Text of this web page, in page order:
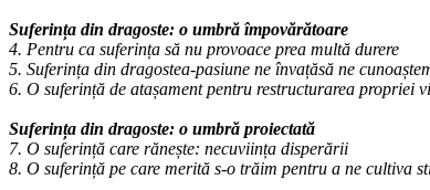
Suferința din dragoste: o umbră împovărătoare
4. Pentru ca suferința să nu provoace prea multă durere
5. Suferința din dragostea‑pasiune ne învațăsă ne
6. O suferință de atașament pentru restructurarea propriei
Suferința din dragoste: o umbră proiectată
7. O suferință care rănește: necuviința disperării
8. O suferință pe care merită s‑o trăim pentru a ne cultiva